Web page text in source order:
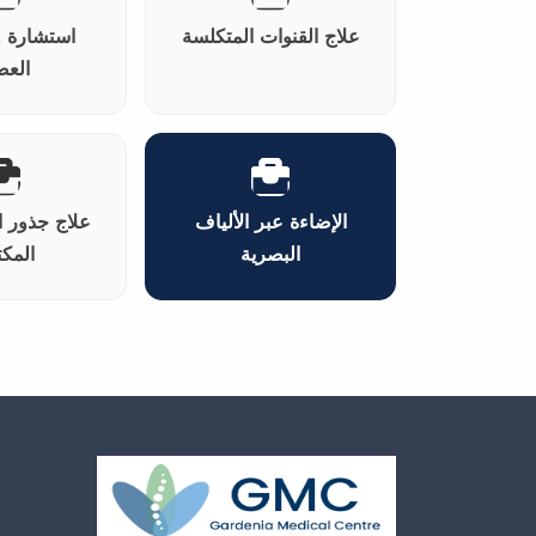
علاج القنوات المتكلسة
الإضاءة عبر الألياف
البصرية
علاج جذور